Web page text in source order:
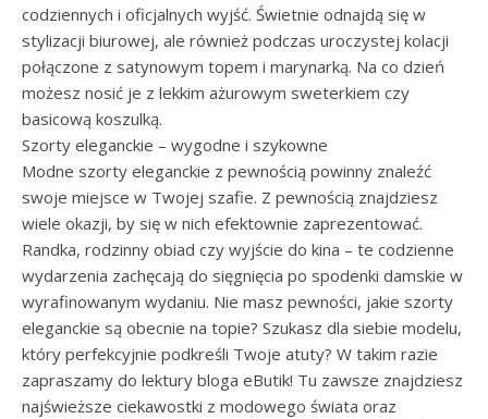
codziennych i oficjalnych wyjść. Świetnie odnajdą się w
stylizacji biurowej, ale również podczas uroczystej kolacji
połączone z satynowym topem i marynarką. Na co dzień
możesz nosić je z lekkim ażurowym sweterkiem czy
basicową koszulką.
Szorty eleganckie – wygodne i szykowne
Modne szorty eleganckie z pewnością powinny znaleźć
swoje miejsce w Twojej szafie. Z pewnością znajdziesz
wiele okazji, by się w nich efektownie zaprezentować.
Randka, rodzinny obiad czy wyjście do kina – te codzienne
wydarzenia zachęcają do sięgnięcia po spodenki damskie w
wyrafinowanym wydaniu. Nie masz pewności, jakie szorty
eleganckie są obecnie na topie? Szukasz dla siebie modelu,
który perfekcyjnie podkreśli Twoje atuty? W takim razie
zapraszamy do lektury bloga eButik! Tu zawsze znajdziesz
najświeższe ciekawostki z modowego świata oraz